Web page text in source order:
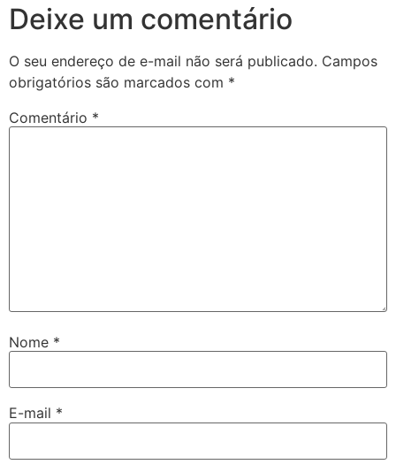
Deixe um comentário
O seu endereço de e-mail não será publicado. Campos
obrigatórios são marcados com *
Comentário *
Nome *
E-mail *